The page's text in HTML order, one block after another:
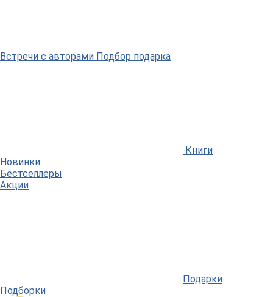
Встречи с авторами Подбор подарка
Книги
Новинки
Бестселлеры
Акции
Подарки
Подборки